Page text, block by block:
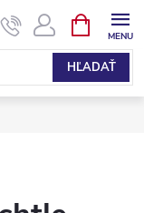
HĽADAŤ
KOŠÍK